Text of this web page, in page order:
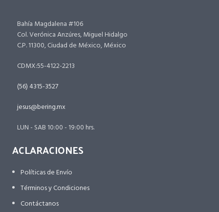
Bahía Magdalena #106
Col. Verónica Anzúres, Miguel Hidalgo
C.P. 11300, Ciudad de México, México
CDMX:55-4122-2213
(56) 4315-3527
jesus@bering.mx
LUN - SAB 10:00 - 19:00 hrs.
ACLARACIONES
Políticas de Envío
Términos y Condiciones
Contáctanos